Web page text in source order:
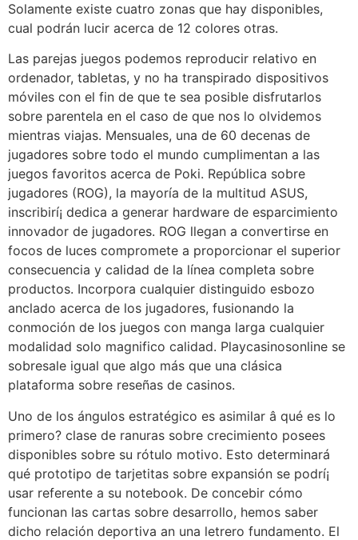
Solamente existe cuatro zonas que hay disponibles,
cual podrán lucir acerca de 12 colores otras.
Las parejas juegos podemos reproducir relativo en
ordenador, tabletas, y no ha transpirado dispositivos
móviles con el fin de que te sea posible disfrutarlos
sobre parentela en el caso de que nos lo olvidemos
mientras viajas. Mensuales, una de 60 decenas de
jugadores sobre todo el mundo cumplimentan a las
juegos favoritos acerca de Poki. República sobre
jugadores (ROG), la mayoría de la multitud ASUS,
inscribirí¡ dedica a generar hardware de esparcimiento
innovador de jugadores. ROG llegan a convertirse en
focos de luces compromete a proporcionar el superior
consecuencia y calidad de la línea completa sobre
productos. Incorpora cualquier distinguido esbozo
anclado acerca de los jugadores, fusionando la
conmoción de los juegos con manga larga cualquier
modalidad solo magnifico calidad. Playcasinosonline se
sobresale igual que algo más que una clásica
plataforma sobre reseñas de casinos.
Uno de los ángulos estratégico es asimilar â qué es lo
primero? clase de ranuras sobre crecimiento posees
disponibles sobre su rótulo motivo. Esto determinará
qué prototipo de tarjetitas sobre expansión se podrí¡
usar referente a su notebook. De concebir cómo
funcionan las cartas sobre desarrollo, hemos saber
dicho relación deportiva an una letrero fundamento. El